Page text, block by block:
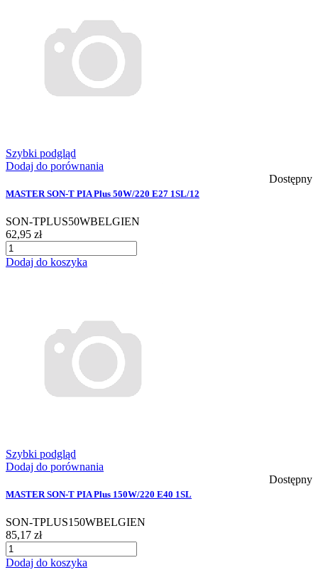
Szybki podgląd
Dodaj do porównania
Dostępny
MASTER SON-T PIA Plus 50W/220 E27 1SL/12
SON-TPLUS50WBELGIEN
62,95 zł
Dodaj do koszyka
Szybki podgląd
Dodaj do porównania
Dostępny
MASTER SON-T PIA Plus 150W/220 E40 1SL
SON-TPLUS150WBELGIEN
85,17 zł
Dodaj do koszyka